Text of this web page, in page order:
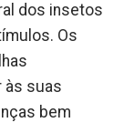
dos insetos
Os
às suas
bem